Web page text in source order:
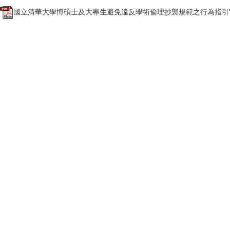
國立清華大學博碩士及大專生避免違反學術倫理抄襲規範之行為指